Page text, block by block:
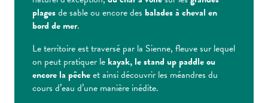
plagesde sable ou encore des balades à cheval en
bord de mer.
Le territoire est traversé par la Sienne, fleuve sur lequel
on peut pratiquer le kayak, le stand up paddle ou
encore la pêcheet ainsi découvrir les méandres du
cours d’eau d’une manière inédite.